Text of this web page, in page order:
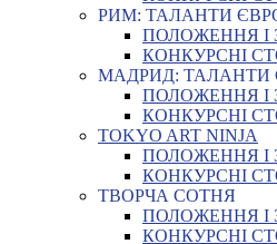
РИМ: ТАЛАНТИ
ПОЛОЖЕННЯ І
КОНКУРСНІ
МАДРИД: ТАЛАНТИ
ПОЛОЖЕННЯ І
КОНКУРСНІ
TOKYO ART NINJA
ПОЛОЖЕННЯ І
КОНКУРСНІ
ТВОРЧА СОТНЯ
ПОЛОЖЕННЯ І
КОНКУРСНІ